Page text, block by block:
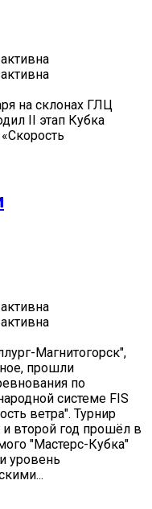
на склонах ГЛЦ
II этап Кубка
Магнитогорск",
прошли
по
системе FIS
ветра". Турнир
второй год прошёл в
"Мастерс-Кубка"
уровень